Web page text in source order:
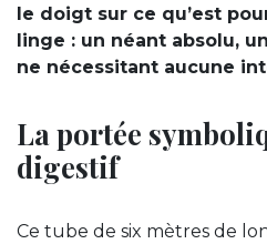
le doigt sur ce qu’est
linge : un néant absolu,
ne nécessitant aucune
La portée
digestif
Ce tube de six mètres de